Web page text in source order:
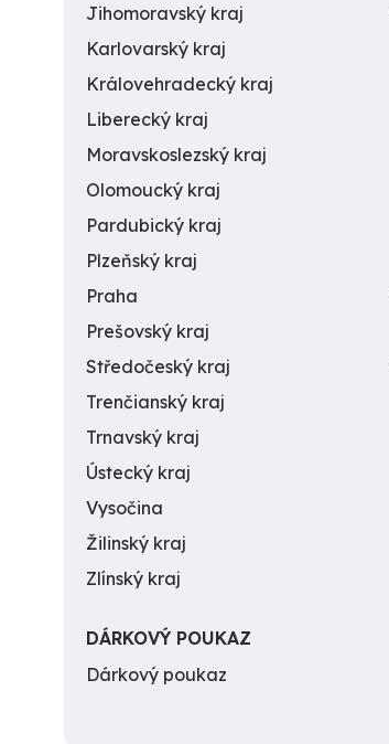
Jihomoravský kraj
Karlovarský kraj
Královehradecký kraj
Liberecký kraj
Moravskoslezský kraj
Olomoucký kraj
Pardubický kraj
Plzeňský kraj
Praha
Prešovský kraj
Středočeský kraj
Trenčianský kraj
Trnavský kraj
Ústecký kraj
Vysočina
Žilinský kraj
Zlínský kraj
DÁRKOVÝ POUKAZ
Dárkový poukaz